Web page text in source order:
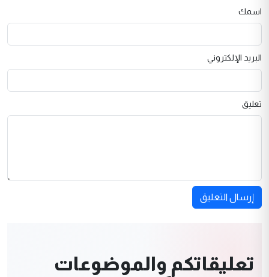
اسمك
البريد الإلكتروني
تعليق
إرسال التعليق
تعليقاتكم والموضوعات